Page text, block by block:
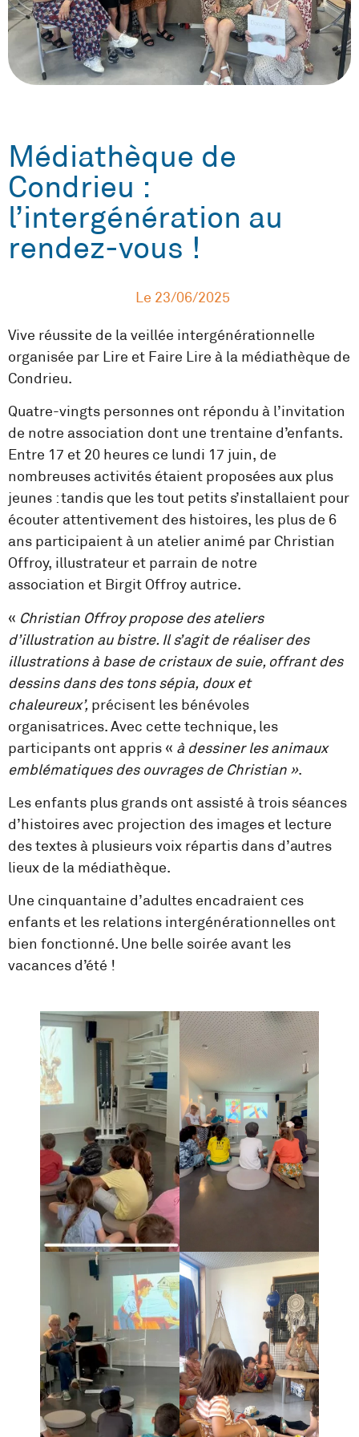
Médiathèque de
Condrieu :
l’intergénération au
rendez-vous !
Le 23/06/2025
Vive réussite de la veillée intergénérationnelle
organisée par Lire et Faire Lire à la médiathèque de
Condrieu.
Quatre-vingts personnes ont répondu à l’invitation
de notre association dont une trentaine d’enfants.
Entre 17 et 20 heures ce lundi 17 juin, de
nombreuses activités étaient proposées aux plus
jeunes : tandis que les tout petits s’installaient pour
écouter attentivement des histoires, les plus de 6
ans participaient à un atelier animé par Christian
Offroy, illustrateur et parrain de notre
association et Birgit Offroy autrice.
« Christian Offroy propose des ateliers
d’illustration au bistre. Il s’agit de réaliser des
illustrations à base de cristaux de suie, offrant des
dessins dans des tons sépia, doux et
chaleureux’, précisent les bénévoles
organisatrices. Avec cette technique, les
participants ont appris « à dessiner les animaux
emblématiques des ouvrages de Christian ».
Les enfants plus grands ont assisté à trois séances
d’histoires avec projection des images et lecture
des textes à plusieurs voix répartis dans d’autres
lieux de la médiathèque.
Une cinquantaine d’adultes encadraient ces
enfants et les relations intergénérationnelles ont
bien fonctionné. Une belle soirée avant les
vacances d’été !